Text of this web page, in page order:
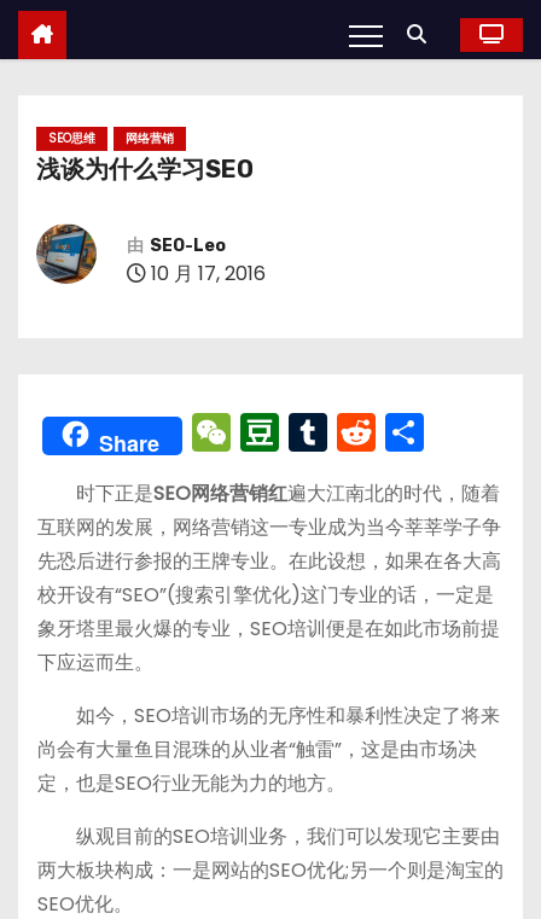
SEO思维 网络营销
浅谈为什么学习SEO
由 SEO-Leo
10 月 17, 2016
Share W
e
C
h
a
t
D
o
u
b
a
n
T
u
m
bl
r
R
e
d
di
t
享
时下正是SEO网络营销红遍大江南北的时代，随着
互联网的发展，网络营销这一专业成为当今莘莘学子争
先恐后进行参报的王牌专业。在此设想，如果在各大高
校开设有“SEO”(搜索引擎优化)这门专业的话，一定是
象牙塔里最火爆的专业，SEO培训便是在如此市场前提
下应运而生。
如今，SEO培训市场的无序性和暴利性决定了将来
尚会有大量鱼目混珠的从业者“触雷”，这是由市场决
定，也是SEO行业无能为力的地方。
纵观目前的SEO培训业务，我们可以发现它主要由
两大板块构成：一是网站的SEO优化;另一个则是淘宝的
SEO优化。